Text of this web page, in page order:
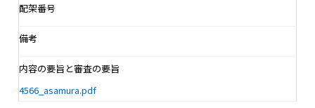
配架番号
備考
内容の要旨と審査の要旨
4566_asamura.pdf